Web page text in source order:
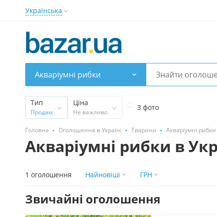
Українська
Акваріумні рибки
Тип
Продам
Ціна
Не важливо
З фото
Головна Оголошення в Україні Тварини Акваріумні рибки
Акваріумні рибки в
1 оголошення Найновіші ГРН
Звичайні оголошення